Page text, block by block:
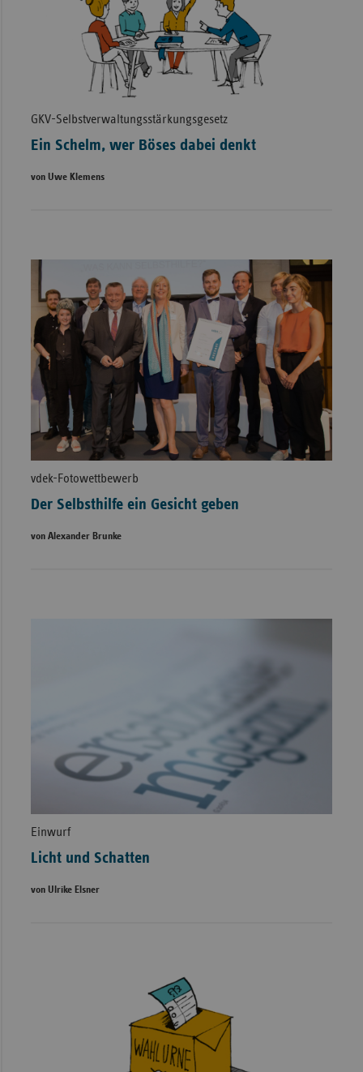
GKV-Selbstverwaltungsstärkungsgesetz
Ein Schelm, wer Böses dabei denkt
von Uwe Klemens
vdek-Fotowettbewerb
Der Selbsthilfe ein Gesicht geben
von Alexander Brunke
Einwurf
Licht und Schatten
von Ulrike Elsner